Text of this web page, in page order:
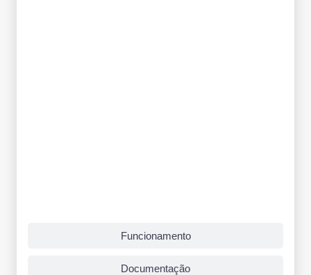
Funcionamento
Documentação